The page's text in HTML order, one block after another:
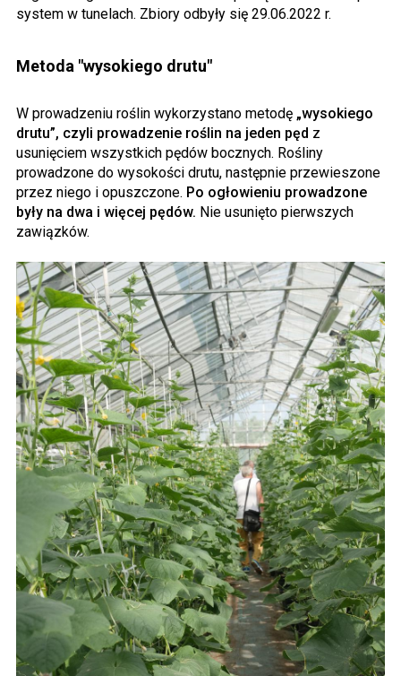
system w tunelach. Zbiory odbyły się 29.06.2022 r.
Metoda "wysokiego drutu"
W prowadzeniu roślin wykorzystano metodę „wysokiego
drutu”, czyli prowadzenie roślin na jeden pęd z
usunięciem wszystkich pędów bocznych. Rośliny
prowadzone do wysokości drutu, następnie przewieszone
przez niego i opuszczone. Po ogłowieniu prowadzone
były na dwa i więcej pędów. Nie usunięto pierwszych
zawiązków.